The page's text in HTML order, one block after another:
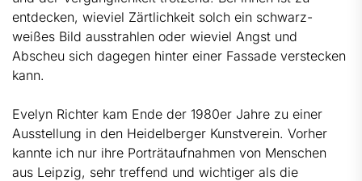
entdecken, wieviel Zärtlichkeit solch ein schwarz-
weißes Bild ausstrahlen oder wieviel Angst und
Abscheu sich dagegen hinter einer Fassade verstecken
kann.
Evelyn Richter kam Ende der 1980er Jahre zu einer
Ausstellung in den Heidelberger Kunstverein. Vorher
kannte ich nur ihre Porträtaufnahmen von Menschen
aus Leipzig, sehr treffend und wichtiger als die